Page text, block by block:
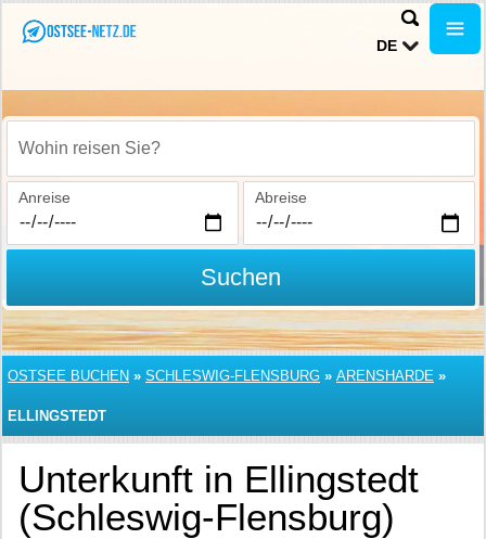
DE
Wohin reisen Sie?
Anreise Abreise
Suchen
OSTSEE BUCHEN » SCHLESWIG-FLENSBURG » ARENSHARDE »
ELLINGSTEDT
Unterkunft in Ellingstedt
(Schleswig-Flensburg)